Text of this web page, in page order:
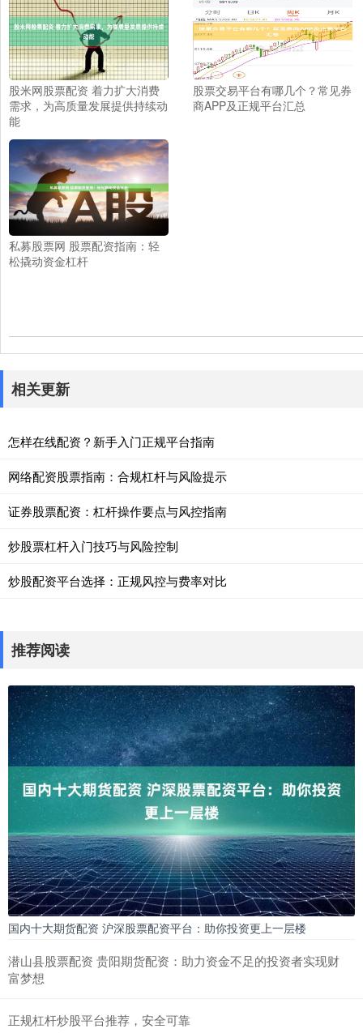
股米网股票配资 着力扩大消费
需求，为高质量发展提供持续动
能
股票交易平台有哪几个？常见券
商APP及正规平台汇总
私募股票网 股票配资指南：轻
松撬动资金杠杆
相关更新
怎样在线配资？新手入门正规平台指南
网络配资股票指南：合规杠杆与风险提示
证券股票配资：杠杆操作要点与风控指南
炒股票杠杆入门技巧与风险控制
炒股配资平台选择：正规风控与费率对比
推荐阅读
国内十大期货配资 沪深股票配资平台：助你投资更上一层楼
潜山县股票配资 贵阳期货配资：助力资金不足的投资者实现财
富梦想
正规杠杆炒股平台推荐，安全可靠